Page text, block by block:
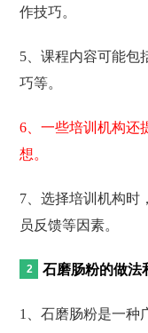
作技巧。
5、课程内容可能包
巧等。
6、一些培训机构还
想。
7、选择培训机构时
员反馈等因素。
石磨肠粉的做法
1、石磨肠粉是一种